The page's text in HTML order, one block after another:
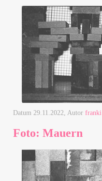
Datum29.11.2022, Autorfranki
Foto: Mauern